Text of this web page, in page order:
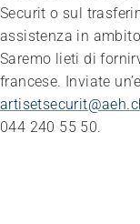
Securit o sul
assistenza in
Saremo lieti di
francese. Inviate
044 240 55 50.